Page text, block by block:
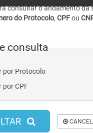
consultar o andamento da
do Protocolo, CPFou
consulta
por Protocolo
por CPF